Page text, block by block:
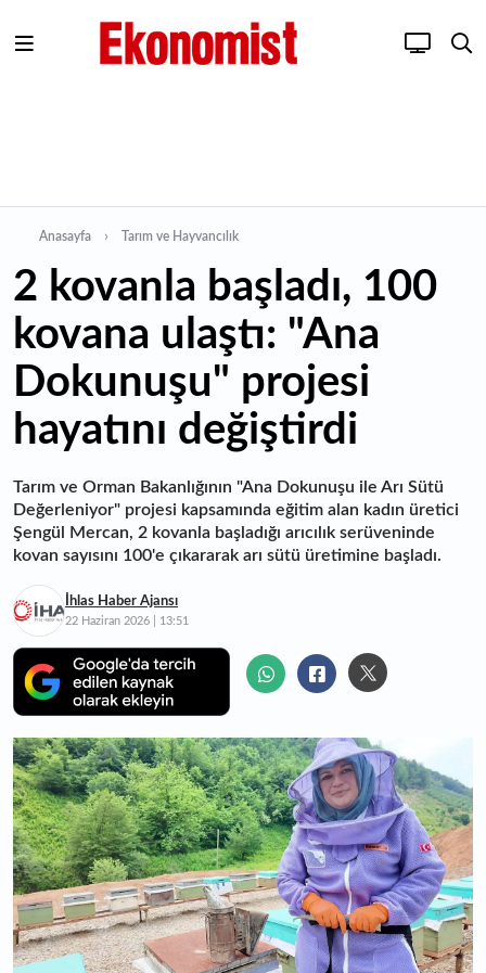
Anasayfa Tarım ve Hayvancılık
2 kovanla başladı, 100
kovana ulaştı: "Ana
Dokunuşu" projesi
hayatını değiştirdi
Tarım ve Orman Bakanlığının "Ana Dokunuşu ile Arı Sütü
Değerleniyor" projesi kapsamında eğitim alan kadın üretici
Şengül Mercan, 2 kovanla başladığı arıcılık serüveninde
kovan sayısını 100'e çıkararak arı sütü üretimine başladı.
İhlas Haber Ajansı
22 Haziran 2026 | 13:51